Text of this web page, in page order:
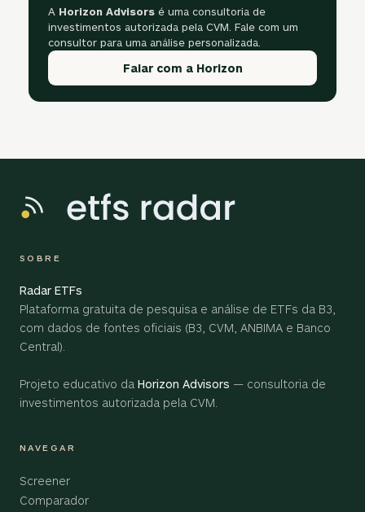
A Horizon Advisors é uma consultoria de
investimentos autorizada pela CVM. Fale com um
consultor para uma análise personalizada.
Falar com a Horizon
SOBRE
Radar ETFs
Plataforma gratuita de pesquisa e análise de ETFs da B3,
com dados de fontes oficiais (B3, CVM, ANBIMA e Banco
Central).
Projeto educativo da Horizon Advisors — consultoria de
investimentos autorizada pela CVM.
NAVEGAR
Screener
Comparador